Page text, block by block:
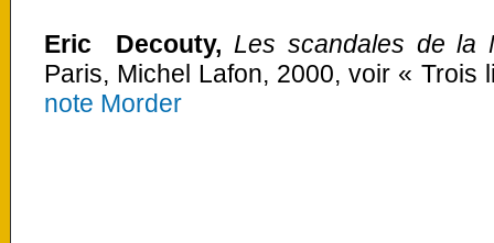
Eric Decouty, Les scandales de la
Paris, Michel Lafon, 2000, voir « Trois
note Morder